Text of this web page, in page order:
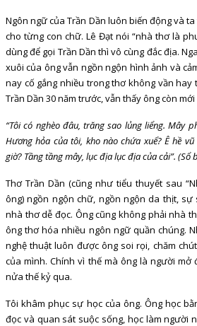
Ngôn ngữ của Trần Dần luôn biến động và
cho từng con chữ. Lê Đạt nói “nhà thơ là
dùng để gọi Trần Dần thì vô cùng đắc địa.
xuôi của ông vẫn ngồn ngộn hình ảnh và
nay cố gắng nhiều trong thơ không vần hay
Trần Dần 30 năm trước, vẫn thấy ông còn
“Tôi có nghèo đâu, trăng sao lủng liểng. Mây
Hương hỏa của tôi, kho nào chứa xuể? Ê hề
giờ? Tầng tầng mây, lục địa lục địa của cải”. (Sổ
Thơ Trần Dần (cũng như tiểu thuyết sau
ông) ngồn ngộn chữ, ngồn ngộn da thịt, sự
nhà thơ dễ đọc. Ông cũng không phải nhà
ông thơ hóa nhiều ngôn ngữ quần chúng.
nghệ thuật luôn được ông soi rọi, chăm
của mình. Chính vì thế mà ông là người
nửa thế kỷ qua.
Tôi khâm phục sự học của ông. Ông học
đọc và quan sát suộc sống, học làm người